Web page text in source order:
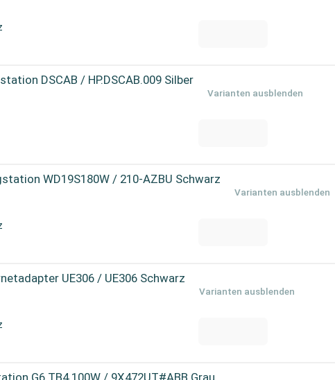
DSCAB / HP.DSCAB.009 Silber
Varianten ausblenden
WD19S180W / 210-AZBU Schwarz
Varianten ausblenden
UE306 / UE306 Schwarz
Varianten ausblenden